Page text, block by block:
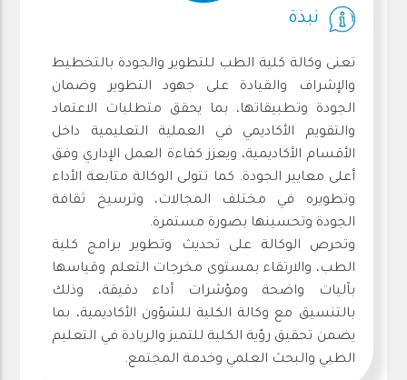
نبذة
تعنى وكالة كلية الطب للتطوير والجودة بالتخطيط
والإشراف والقيادة على جهود التطوير وضمان
الجودة وتطبيقاتها، بما يحقق متطلبات الاعتماد
والتقويم الأكاديمي في العملية التعليمية داخل
الأقسام الأكاديمية، ويعزز كفاءة العمل الإداري وفق
أعلى معايير الجودة. كما تتولى الوكالة متابعة الأداء
وتطويره في مختلف المجالات، وترسيخ ثقافة
الجودة وتحسينها بصورة مستمرة.
وتحرص الوكالة على تحديث وتطوير برامج كلية
الطب، والارتقاء بمستوى مخرجات التعلم وقياسها
بآليات واضحة ومؤشرات أداء دقيقة، وذلك
بالتنسيق مع وكالة الكلية للشؤون الأكاديمية، بما
يضمن تحقيق رؤية الكلية للتميز والريادة في التعليم
الطبي والبحث العلمي وخدمة المجتمع.